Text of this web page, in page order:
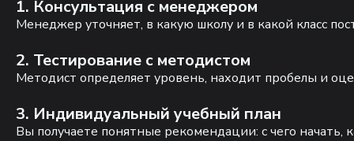
1. Консультация с менеджером
Менеджер уточняет, в какую школу и в какой класс
2. Тестирование с методистом
Методист определяет уровень, находит пробелы и
3. Индивидуальный учебный план
Вы получаете понятные рекомендации: с чего начать,